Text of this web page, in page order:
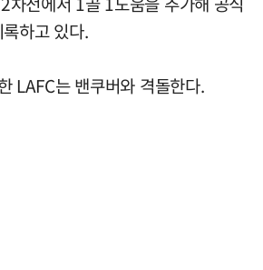
하고 있다.
LAFC는 밴쿠버와 격돌한다.